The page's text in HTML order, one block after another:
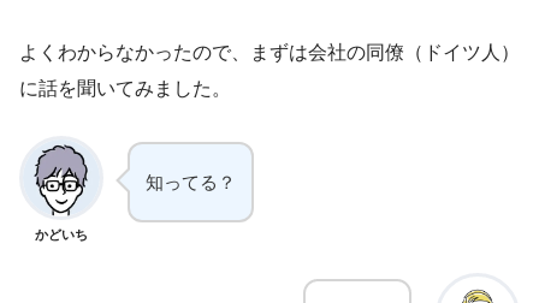
よくわからなかったので、まずは会社の同僚（ドイツ人）
に話を聞いてみました。
かどいち
知ってる？